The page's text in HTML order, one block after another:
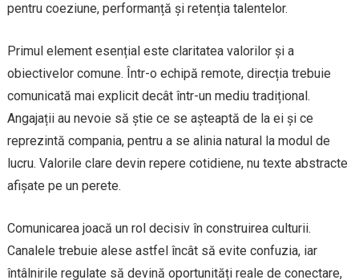
pentru coeziune, performanță și retenția talentelor.
Primul element esențial este claritatea valorilor și a
obiectivelor comune. Într-o echipă remote, direcția trebuie
comunicată mai explicit decât într-un mediu tradițional.
Angajații au nevoie să știe ce se așteaptă de la ei și ce
reprezintă compania, pentru a se alinia natural la modul de
lucru. Valorile clare devin repere cotidiene, nu texte abstracte
afișate pe un perete.
Comunicarea joacă un rol decisiv în construirea culturii.
Canalele trebuie alese astfel încât să evite confuzia, iar
întâlnirile regulate să devină oportunități reale de conectare,